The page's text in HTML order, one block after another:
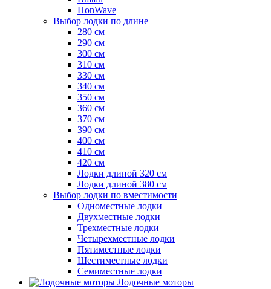
HonWave
Выбор лодки по длине
280 см
290 см
300 см
310 см
330 см
340 см
350 см
360 см
370 см
390 см
400 см
410 см
420 см
Лодки длиной 320 см
Лодки длиной 380 см
Выбор лодки по вместимости
Одноместные лодки
Двухместные лодки
Трехместные лодки
Четырехместные лодки
Пятиместные лодки
Шестиместные лодки
Семиместные лодки
Лодочные моторы